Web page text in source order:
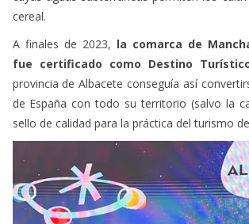
A finales de 2023,
provincia de Albacete conseguía así
de España con todo su territorio (salvo la
sello de calidad para la práctica del turismo de